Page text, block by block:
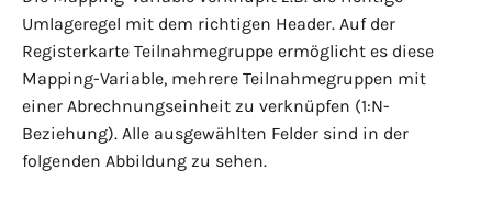
Umlageregel mit dem richtigen Header. Auf der
Registerkarte Teilnahmegruppe ermöglicht es diese
Mapping-Variable, mehrere Teilnahmegruppen mit
einer Abrechnungseinheit zu verknüpfen (1:N-
Beziehung). Alle ausgewählten Felder sind in der
folgenden Abbildung zu sehen.